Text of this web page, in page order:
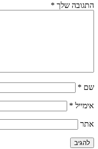
התגובה שלך *
שם *
אימייל *
אתר